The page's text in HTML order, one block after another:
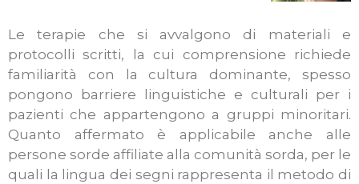
Le terapie che si avvalgono di materiali e
protocolli scritti, la cui comprensione richiede
familiarità con la cultura dominante, spesso
pongono barriere linguistiche e culturali per i
pazienti che appartengono a gruppi minoritari.
Quanto affermato è applicabile anche alle
persone sorde affiliate alla comunità sorda, per le
quali la lingua dei segni rappresenta il metodo di